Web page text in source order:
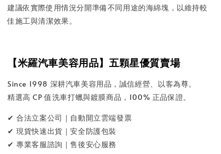
建議依實際使用情況分開準備不同用途的海綿塊，以維持較
佳施工與清潔效果。
【米羅汽車美容用品】五顆星優質賣場
Since 1998 深耕汽車美容用品，誠信經營、以客為尊。
精選高 CP 值洗車打蠟與鍍膜商品，100% 正品保證。
✔ 合法立案公司｜自動開立雲端發票
✔ 現貨快速出貨｜安全防護包裝
✔ 專業客服諮詢｜售後安心服務